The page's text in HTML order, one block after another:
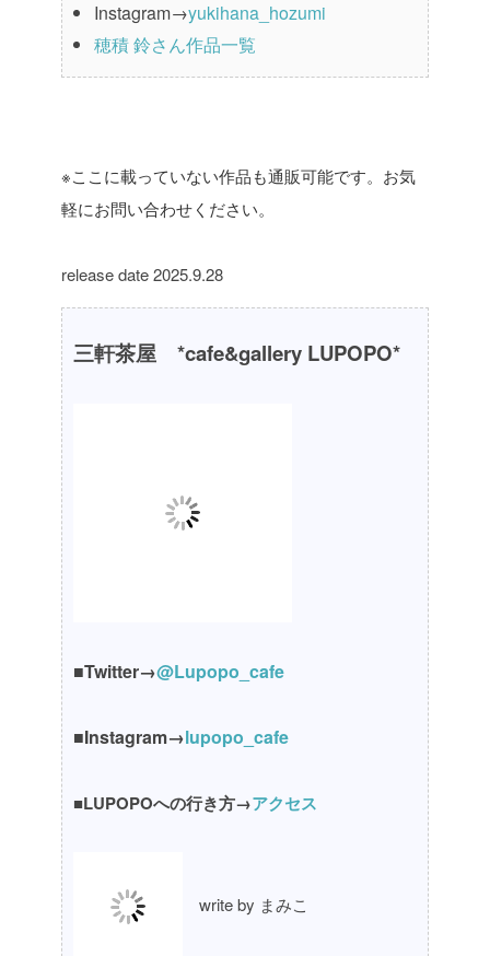
Instagram→yukihana_hozumi
穂積 鈴さん作品一覧
※ここに載っていない作品も通販可能です。お気
軽にお問い合わせください。
release date 2025.9.28
三軒茶屋 *cafe&gallery LUPOPO*
■Twitter→@Lupopo_cafe
■Instagram→lupopo_cafe
■LUPOPOへの行き方→アクセス
write by まみこ